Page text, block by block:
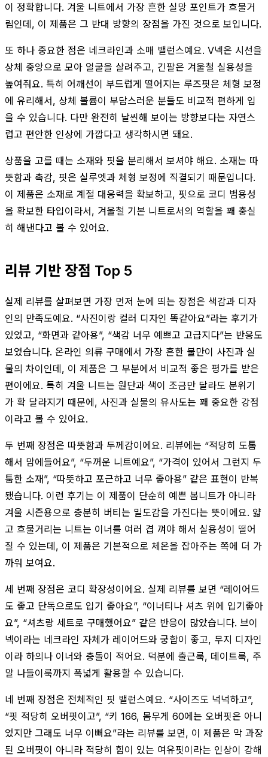
이 정확합니다. 겨울 니트에서 가장 흔한 실망 포인트가 흐물거
림인데, 이 제품은 그 반대 방향의 장점을 가진 것으로 보입니다.
또 하나 중요한 점은 네크라인과 소매 밸런스예요. V넥은 시선을
상체 중앙으로 모아 얼굴을 살려주고, 긴팔은 겨울철 실용성을
높여줘요. 특히 어깨선이 부드럽게 떨어지는 루즈핏은 체형 보정
에 유리해서, 상체 볼륨이 부담스러운 분들도 비교적 편하게 입
을 수 있습니다. 다만 완전히 날씬해 보이는 방향보다는 자연스
럽고 편안한 인상에 가깝다고 생각하시면 돼요.
상품을 고를 때는 소재와 핏을 분리해서 보셔야 해요. 소재는 따
뜻함과 촉감, 핏은 실루엣과 체형 보정에 직결되기 때문입니다.
이 제품은 소재로 계절 대응력을 확보하고, 핏으로 코디 범용성
을 확보한 타입이라서, 겨울철 기본 니트로서의 역할을 꽤 충실
히 해낸다고 볼 수 있어요.
리뷰 기반 장점 Top 5
실제 리뷰를 살펴보면 가장 먼저 눈에 띄는 장점은 색감과 디자
인의 만족도예요. “사진이랑 컬러 디자인 똑같아요”라는 후기가
있었고, “화면과 같아용”, “색감 너무 예쁘고 고급지다”는 반응도
보였습니다. 온라인 의류 구매에서 가장 흔한 불만이 사진과 실
물의 차이인데, 이 제품은 그 부분에서 비교적 좋은 평가를 받은
편이에요. 특히 겨울 니트는 원단과 색이 조금만 달라도 분위기
가 확 달라지기 때문에, 사진과 실물의 유사도는 꽤 중요한 강점
이라고 볼 수 있어요.
두 번째 장점은 따뜻함과 두께감이에요. 리뷰에는 “적당히 도톰
해서 맘에들어요”, “두꺼운 니트예요”, “가격이 있어서 그런지 두
툼한 소재”, “따뜻하고 포근하고 너무 좋아용” 같은 표현이 반복
됐습니다. 이런 후기는 이 제품이 단순히 예쁜 봄니트가 아니라
겨울 시즌용으로 충분히 버티는 밀도감을 가진다는 뜻이에요. 얇
고 흐물거리는 니트는 이너를 여러 겹 껴야 해서 실용성이 떨어
질 수 있는데, 이 제품은 기본적으로 체온을 잡아주는 쪽에 더 가
까워 보여요.
세 번째 장점은 코디 확장성이에요. 실제 리뷰를 보면 “레이어드
도 좋고 단독으로도 입기 좋아요”, “이너티나 셔츠 위에 입기좋아
요”, “셔츠랑 세트로 구매했어요” 같은 반응이 많았습니다. 브이
넥이라는 네크라인 자체가 레이어드와 궁합이 좋고, 무지 디자인
이라 하의나 이너와 충돌이 적어요. 덕분에 출근룩, 데이트룩, 주
말 나들이룩까지 폭넓게 활용할 수 있습니다.
네 번째 장점은 전체적인 핏 밸런스예요. “사이즈도 넉넉하고”,
“핏 적당히 오버핏이고”, “키 166, 몸무게 60에는 오버핏은 아니
었지만 그래도 너무 이뻐요”라는 리뷰를 보면, 이 제품은 막 과장
된 오버핏이 아니라 적당히 힘이 있는 여유핏이라는 인상이 강해